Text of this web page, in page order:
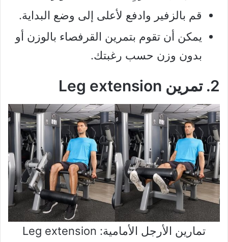
قم بالزفير وادفع لأعلى إلى وضع البداية.
يمكن أن تقوم بتمرين القرفصاء بالوزن أو
بدون وزن حسب رغبتك.
2. تمرين Leg extension
تمارين الأرجل الأمامية: Leg extension